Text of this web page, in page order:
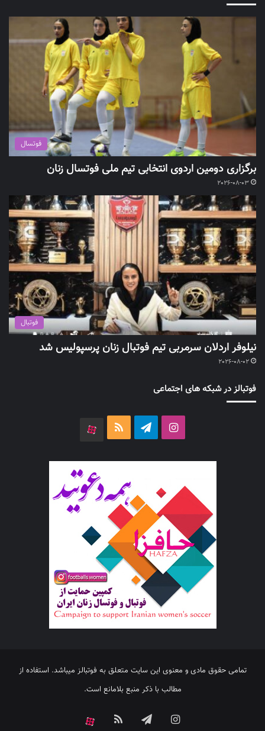
فوتسال
برگزاری دومین اردوی انتخابی تیم ملی فوتسال زنان
2026-08-03
فوتبال
نیلوفر اردلان سرمربی تیم فوتبال زنان پرسپولیس شد
2026-08-02
فوتبالز در شبکه های اجتماعی
اینستاگرامتلگرام خوراک
تمامی حقوق مادی و معنوی این سایت متعلق به فوتبالز میباشد. استفاده از
مطالب با ذکر منبع بلامانع است.
اینستاگرامتلگرام خوراک